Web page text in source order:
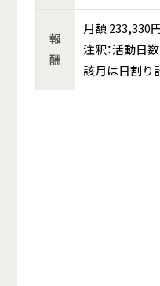
報
酬
月額 233,330
注釈：活動日
該月は日割り